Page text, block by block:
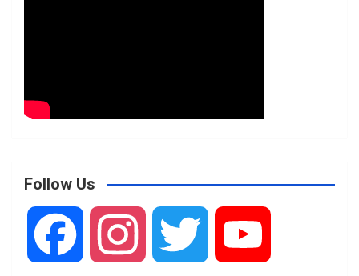
Follow Us